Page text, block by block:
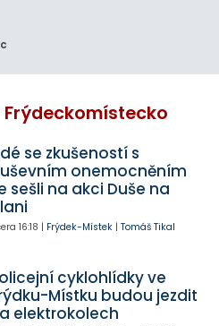
se zkušeností s
onemocněním
sešli na akci Duše na
16:18 | Frýdek-Místek| Tomáš Tikal
cyklohlídky ve
Místku budou jezdit
elektrokolech